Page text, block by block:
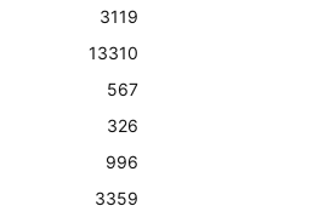
3119
13310
567
326
996
3359